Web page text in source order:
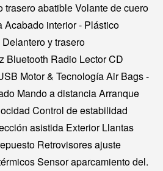
trasero abatible Volante de cuero
Acabado interior - Plástico
y trasero
Bluetooth Radio Lector CD
Motor & Tecnología Air Bags -
Mando a distancia Arranque
Control de estabilidad
asistida Exterior Llantas
Retrovisores ajuste
Sensor aparcamiento del.